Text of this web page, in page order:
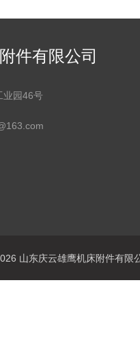
件有限公司
业园46号
山东庆云雄鹰机床附件有